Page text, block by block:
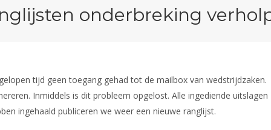
archief
van Verdiensten
Formulieren
JEC
Veteranenwedstrijden
Opleidingen
Tuchtzaken
onderbreking
tijd geen toegang gehad tot de mailbox van wedstrijdzaken.
Inmiddels is dit probleem opgelost. Alle ingediende uitslagen
ingehaald publiceren we weer een nieuwe ranglijst.